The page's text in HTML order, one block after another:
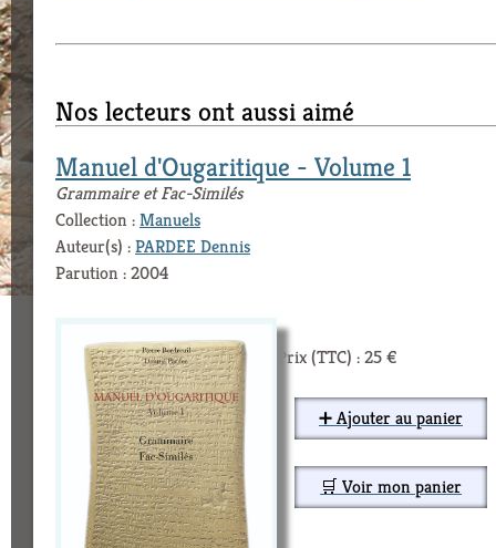
Nos lecteurs ont aussi aimé
Manuel d'Ougaritique - Volume 1
Grammaire et Fac-Similés
Collection :Manuels
Auteur(s) :PARDEE Dennis
Parution : 2004
Prix (TTC) : 25 €
➕ Ajouter au panier
🛒 Voir mon panier